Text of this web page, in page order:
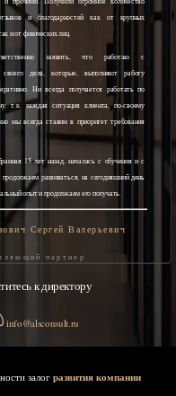
и благодарностей как от крупных
и от физических лиц.
заявить, что работаю с
своего дела, которые, выполняют работу
Ни всегда получается работать по
т.к. каждая ситуация клиента, по-своему
мы всегда ставим в приоритет требования
15 лет назад, началась с обучения и с
развиваться, на сегодняшний день
опыт и продолжаем его получать.
Сергей Валерьевич
партнер
к директору
info@alsconsult.ru
залог развития компании